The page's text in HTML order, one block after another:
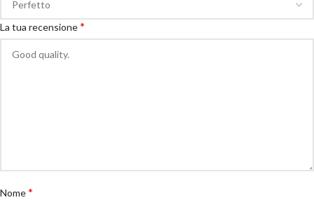
La tua recensione*
Nome*